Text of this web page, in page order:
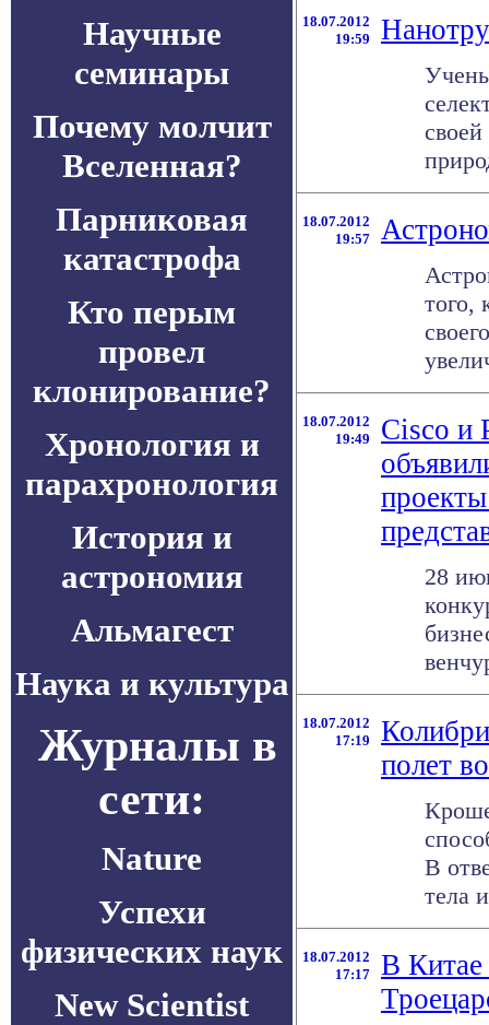
Научные
семинары
Почему молчит
Вселенная?
Парниковая
катастрофа
Кто перым
провел
клонирование?
Хронология и
парахронология
История и
астрономия
Альмагест
Наука и культура
Журналы в
сети:
Nature
Успехи
физических наук
New Scientist
18.07.2012
19:59
18.07.2012
19:57
того,
18.07.2012
19:49
Cisco и
28
18.07.2012
17:19
полет
В
тела
18.07.2012
17:17
В Китае